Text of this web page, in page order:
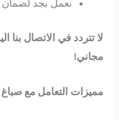
نعمل بجد لضمان
لا تتردد في الاتصال
مجاني!
مميزات التعامل مع